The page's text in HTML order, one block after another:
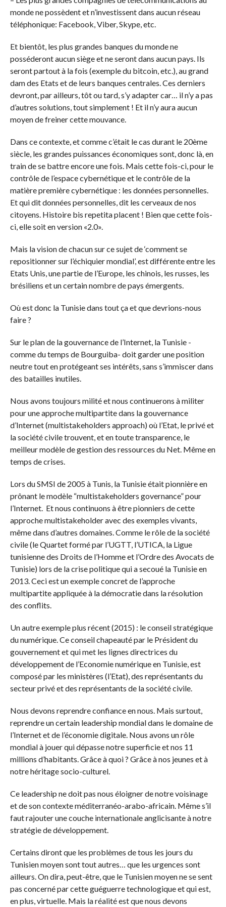
monde ne possèdent et n’investissent dans aucun réseau
téléphonique: Facebook, Viber, Skype, etc.
Et bientôt, les plus grandes banques du monde ne
posséderont aucun siège et ne seront dans aucun pays. Ils
seront partout à la fois (exemple du bitcoin, etc.), au grand
dam des Etats et de leurs banques centrales. Ces derniers
devront, par ailleurs, tôt ou tard, s’y adapter car… il n’y a pas
d’autres solutions, tout simplement ! Et il n’y aura aucun
moyen de freiner cette mouvance.
Dans ce contexte, et comme c’était le cas durant le 20ème
siècle, les grandes puissances économiques sont, donc là, en
train de se battre encore une fois. Mais cette fois-ci, pour le
contrôle de l’espace cybernétique et le contrôle de la
matière première cybernétique : les données personnelles.
Et qui dit données personnelles, dit les cerveaux de nos
citoyens. Histoire bis repetita placent ! Bien que cette fois-
ci, elle soit en version «2.0».
Mais la vision de chacun sur ce sujet de ‘comment se
repositionner sur l’échiquier mondial’, est différente entre les
Etats Unis, une partie de l’Europe, les chinois, les russes, les
brésiliens et un certain nombre de pays émergents.
Où est donc la Tunisie dans tout ça et que devrions-nous
faire ?
Sur le plan de la gouvernance de l’Internet, la Tunisie -
comme du temps de Bourguiba- doit garder une position
neutre tout en protégeant ses intérêts, sans s’immiscer dans
des batailles inutiles.
Nous avons toujours milité et nous continuerons à militer
pour une approche multipartite dans la gouvernance
d’Internet (multistakeholders approach) où l’Etat, le privé et
la société civile trouvent, et en toute transparence, le
meilleur modèle de gestion des ressources du Net. Même en
temps de crises.
Lors du SMSI de 2005 à Tunis, la Tunisie était pionnière en
prônant le modèle “multistakeholders governance” pour
l’Internet. Et nous continuons à être pionniers de cette
approche multistakeholder avec des exemples vivants,
même dans d’autres domaines. Comme le rôle de la société
civile (le Quartet formé par l’UGTT, l’UTICA, la Ligue
tunisienne des Droits de l’Homme et l’Ordre des Avocats de
Tunisie) lors de la crise politique qui a secoué la Tunisie en
2013. Ceci est un exemple concret de l’approche
multipartite appliquée à la démocratie dans la résolution
des conflits.
Un autre exemple plus récent (2015) : le conseil stratégique
du numérique. Ce conseil chapeauté par le Président du
gouvernement et qui met les lignes directrices du
développement de l’Economie numérique en Tunisie, est
composé par les ministères (l’Etat), des représentants du
secteur privé et des représentants de la société civile.
Nous devons reprendre confiance en nous. Mais surtout,
reprendre un certain leadership mondial dans le domaine de
l’Internet et de l’économie digitale. Nous avons un rôle
mondial à jouer qui dépasse notre superficie et nos 11
millions d’habitants. Grâce à quoi ? Grâce à nos jeunes et à
notre héritage socio-culturel.
Ce leadership ne doit pas nous éloigner de notre voisinage
et de son contexte méditerranéo-arabo-africain. Même s’il
faut rajouter une couche internationale anglicisante à notre
stratégie de développement.
Certains diront que les problèmes de tous les jours du
Tunisien moyen sont tout autres… que les urgences sont
ailleurs. On dira, peut-être, que le Tunisien moyen ne se sent
pas concerné par cette guéguerre technologique et qui est,
en plus, virtuelle. Mais la réalité est que nous devons